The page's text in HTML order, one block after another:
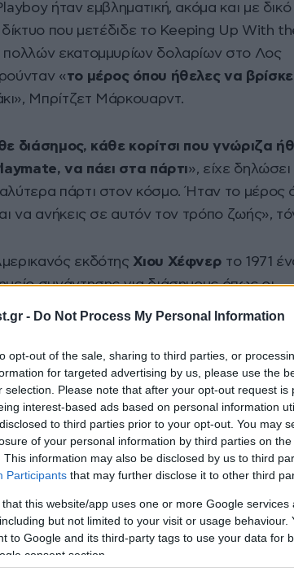
- Do Not Process My Personal Information
opt-out of the sale, sharing to third parties, or
for targeted advertising by us, please use the
selection. Please note that after your opt-out request is
interest-based ads based on personal information
to third parties prior to your opt-out. You may
of your personal information by third parties on the
This information may also be disclosed by us to third
Participants that may further disclose it to other third
that this website/app uses one or more Google
but not limited to your visit or usage behaviour.
to Google and its third-party tags to use your data for
consent section.
ήταν εμβληματική, ακόμα και με δικό
που μετέδιδε το Keeping Up With
πολλών εκατομμυρίων δολαρίων στο Λος
«το μέρος όπου ήθελες να
Μπρίτζετ Μάρκουαρντ.
διάσημος, κάθε κορίτσι που γνώριζα
να πάει στα πάρτι», είχε
πάρτι στον κόσμο. Ήταν το μέρος
να ανήκεις σε αυτόν τον τρόπο ζωής»,
εκδότης Χιου Χέφνερ το 1971
συνάντησης για διάσημους όπως οι
Κάμερον Ντίαζ και Τζορτζ Κλούνι .
είναι η Μπρίτζετ, 52 ετών, η Χόλι
μίλησαν ανοιχτά για τον χρόνο που
ο εκδότης έζησε έως τον θάνατό του το
εμφάνισης των γυναικών έως τους
του «Ντάντι» Χέφνερ
μέσα από τις μαρτυρίες τους.